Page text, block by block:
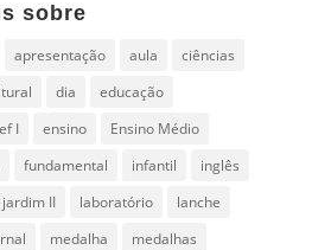
sobre
apresentação aula
ciências
dia
educação
ef I ensino
Ensino Médio
fundamental infantil
inglês
jardim II laboratório
lanche
medalha
medalhas